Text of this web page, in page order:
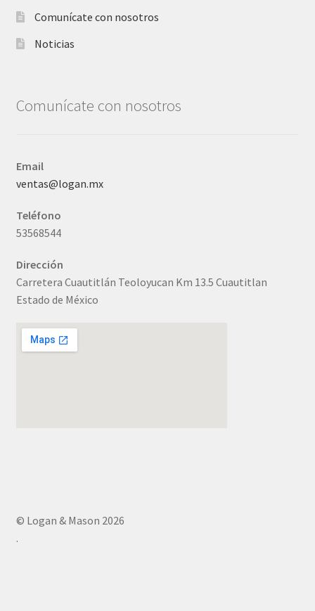
Comunícate con nosotros
Noticias
Comunícate con nosotros
Email
ventas@logan.mx
Teléfono
53568544
Dirección
Carretera Cuautitlán Teoloyucan Km 13.5 Cuautitlan
Estado de México
© Logan & Mason 2026
.